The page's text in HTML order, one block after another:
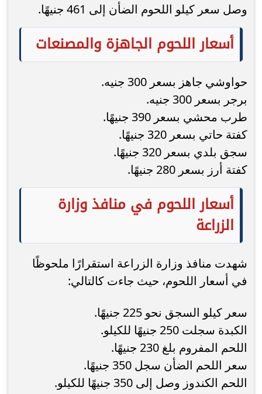
وصل سعر كيلو اللحوم الضأن إلى 461 جنيهًا.
أسعار اللحوم الجاهزة والمصنعات
حواوشي جاهز بسعر 300 جنيه.
برجر بسعر 300 جنيه.
طرب محشي بسعر 390 جنيهًا.
كفتة حاتي بسعر 320 جنيهًا.
سجق بلدي بسعر 320 جنيهًا.
كفتة أرز بسعر 280 جنيهًا.
أسعار اللحوم في منافذ وزارة
الزراعة
شهدت منافذ وزارة الزراعة استقرارًا ملحوظًا
في أسعار اللحوم، حيث جاءت كالتالي:
سعر كيلو السجق نحو 225 جنيهًا.
الكبدة سجلت 250 جنيهًا للكيلو.
اللحم المفروم بلغ 230 جنيهًا.
سعر اللحم الضأن سجل 350 جنيهًا.
اللحم الكندوز وصل إلى 350 جنيهًا للكيلو.